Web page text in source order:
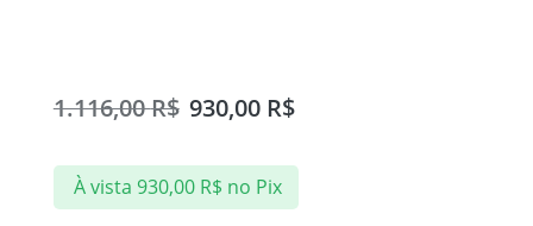
1.116,00R$ 930,00 R$
À vista 930,00 R$ no Pix